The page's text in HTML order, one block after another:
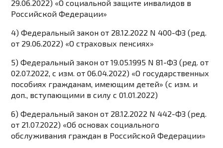
29.06.2022) «О социальной защите инвалидов в
Российской Федерации»
4) Федеральный закон от 28.12.2022 N 400-ФЗ (ред.
от 29.06.2022) «О страховых пенсиях»
5) Федеральный закон от 19.05.1995 N 81-ФЗ (ред. от
02.07.2022, с изм. от 06.04.2022) «О государственных
пособиях гражданам, имеющим детей» (с изм. и
доп., вступающими в силу с 01.01.2022)
6) Федеральный закон от 28.12.2022 N 442-ФЗ (ред.
от 21.07.2022) «Об основах социального
обслуживания граждан в Российской Федерации»